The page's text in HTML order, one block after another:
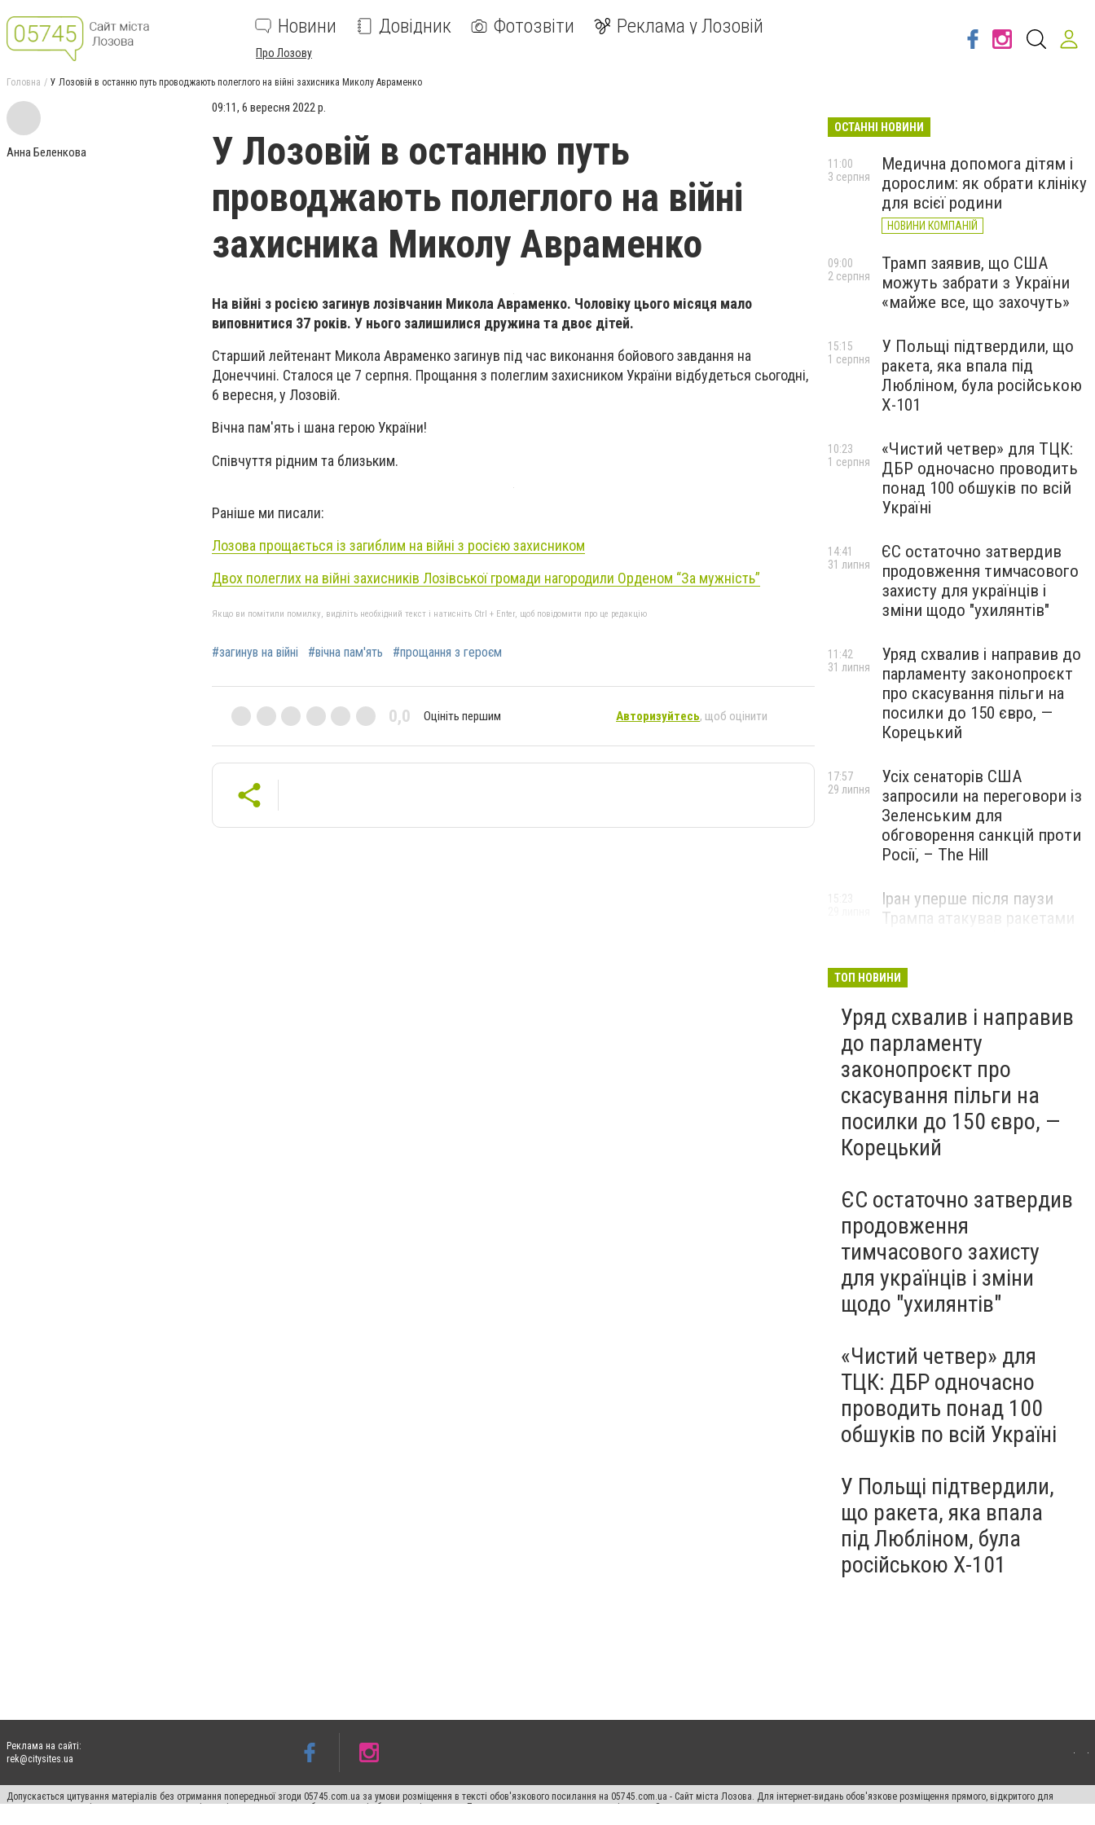
Новини Довідник Фотозвіти Реклама у Лозовій
Про Лозову
Головна У Лозовій в останню путь проводжають полеглого на війні захисника Миколу Авраменко
Анна Беленкова
09:11, 6 вересня 2022 р.
У Лозовій в останню путь
проводжають полеглого на війні
захисника Миколу Авраменко
На війні з росією загинув лозівчанин Микола Авраменко. Чоловіку цього місяця мало
виповнитися 37 років. У нього залишилися дружина та двоє дітей.
Старший лейтенант Микола Авраменко загинув під час виконання бойового завдання на
Донеччині. Сталося це 7 серпня. Прощання з полеглим захисником України відбудеться сьогодні,
6 вересня, у Лозовій.
Вічна пам'ять і шана герою України!
Співчуття рідним та близьким.
Раніше ми писали:
Лозова прощається із загиблим на війні з росією захисником
Двох полеглих на війні захисників Лозівської громади нагородили Орденом “За мужність”
Якщо ви помітили помилку, виділіть необхідний текст і натисніть Ctrl + Enter, щоб повідомити про це редакцію
#загинув на війні #вічна пам'ять #прощання з героєм
0,0 Оцініть першим Авторизуйтесь, щоб оцінити
ОСТАННІ НОВИНИ
Медична допомога дітям і
дорослим: як обрати клініку
для всієї родини
НОВИНИ КОМПАНІЙ
11:00
3 серпня
Трамп заявив, що США
можуть забрати з України
«майже все, що захочуть»
09:00
2 серпня
У Польщі підтвердили, що
ракета, яка впала під
Любліном, була російською
Х-101
15:15
1 серпня
«Чистий четвер» для ТЦК:
ДБР одночасно проводить
понад 100 обшуків по всій
Україні
10:23
1 серпня
ЄС остаточно затвердив
продовження тимчасового
захисту для українців і
зміни щодо "ухилянтів"
14:41
31 липня
Уряд схвалив і направив до
парламенту законопроєкт
про скасування пільги на
посилки до 150 євро, —
Корецький
11:42
31 липня
Усіх сенаторів США
запросили на переговори із
Зеленським для
обговорення санкцій проти
Росії, – The Hill
17:57
29 липня
Іран уперше після паузи
Трампа атакував ракетами
15:23
ТОП НОВИНИ
Уряд схвалив і направив
до парламенту
законопроєкт про
скасування пільги на
посилки до 150 євро, —
Корецький
ЄС остаточно затвердив
продовження
тимчасового захисту
для українців і зміни
щодо "ухилянтів"
«Чистий четвер» для
ТЦК: ДБР одночасно
проводить понад 100
обшуків по всій Україні
У Польщі підтвердили,
що ракета, яка впала
під Любліном, була
російською Х-101
Реклама на сайті:
rek@citysites.ua
Допускається цитування матеріалів без отримання попередньої згоди 05745.com.ua за умови розміщення в тексті обов'язкового посилання на 05745.com.ua - Сайт міста Лозова. Для інтернет-видань обов'язкове розміщення прямого, відкритого для
пошукових систем гіперпосилання на цитовані статті не нижче другого абзацу в тексті або в якості джерела. Порушення виняткових прав переслідується Законом.